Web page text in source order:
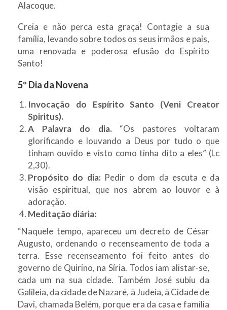
Alacoque.
Creia e não perca esta graça! Contagie a sua
família, levando sobre todos os seus irmãos e pais,
uma renovada e poderosa efusão do Espírito
Santo!
5º Dia da Novena
Invocação do Espírito Santo (Veni Creator
Spiritus).
A Palavra do dia. “Os pastores voltaram
glorificando e louvando a Deus por tudo o que
tinham ouvido e visto como tinha dito a eles” (Lc
2,30).
Propósito do dia: Pedir o dom da escuta e da
visão espiritual, que nos abrem ao louvor e à
adoração.
Meditação diária:
“Naquele tempo, apareceu um decreto de César
Augusto, ordenando o recenseamento de toda a
terra. Esse recenseamento foi feito antes do
governo de Quirino, na Síria. Todos iam alistar-se,
cada um na sua cidade. Também José subiu da
Galileia, da cidade de Nazaré, à Judeia, à Cidade de
Davi, chamada Belém, porque era da casa e família